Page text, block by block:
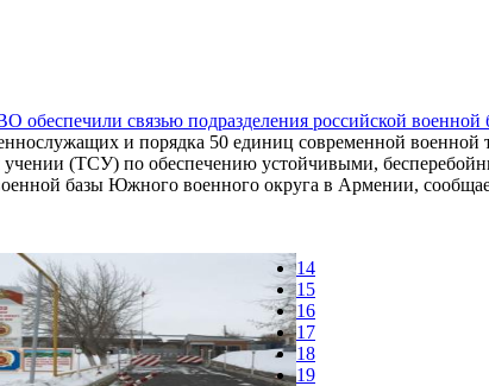
обеспечили связью подразделения российской
и порядка 50 единиц современной военной
учении (ТСУ) по обеспечению устойчивыми,
базы Южного военного округа в Армении,
14
15
16
17
18
19